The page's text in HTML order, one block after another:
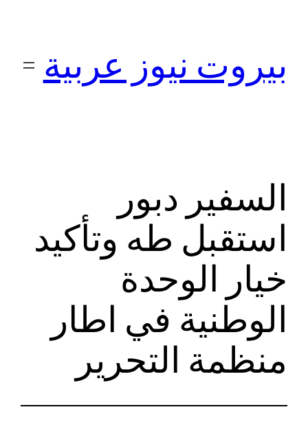
بيروت نيوز عربية
السفير دبور
استقبل طه وتأكيد
خيار الوحدة
الوطنية في اطار
منظمة التحرير